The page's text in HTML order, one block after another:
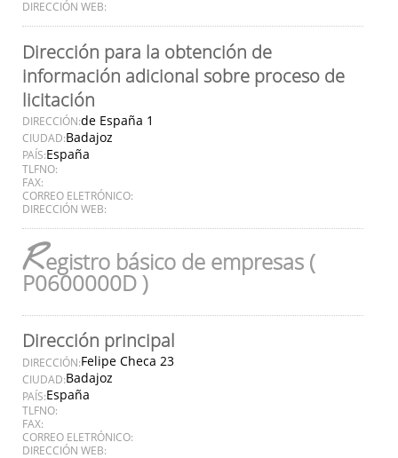
DIRECCIÓN WEB:
Dirección para la obtención de
información adicional sobre proceso de
licitación
DIRECCIÓN:de España 1
CIUDAD:Badajoz
PAÍS:España
TLFNO:
FAX:
CORREO ELETRÓNICO:
DIRECCIÓN WEB:
Registro básico de empresas (
P0600000D )
Dirección principal
DIRECCIÓN:Felipe Checa 23
CIUDAD:Badajoz
PAÍS:España
TLFNO:
FAX:
CORREO ELETRÓNICO:
DIRECCIÓN WEB: